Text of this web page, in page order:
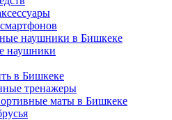
наушники в Бишкеке
наушники
в Бишкеке
тренажеры
маты в Бишкеке